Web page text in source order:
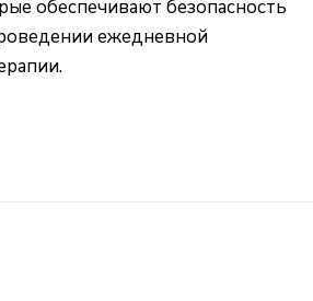
обеспечивают безопасность
ежедневной